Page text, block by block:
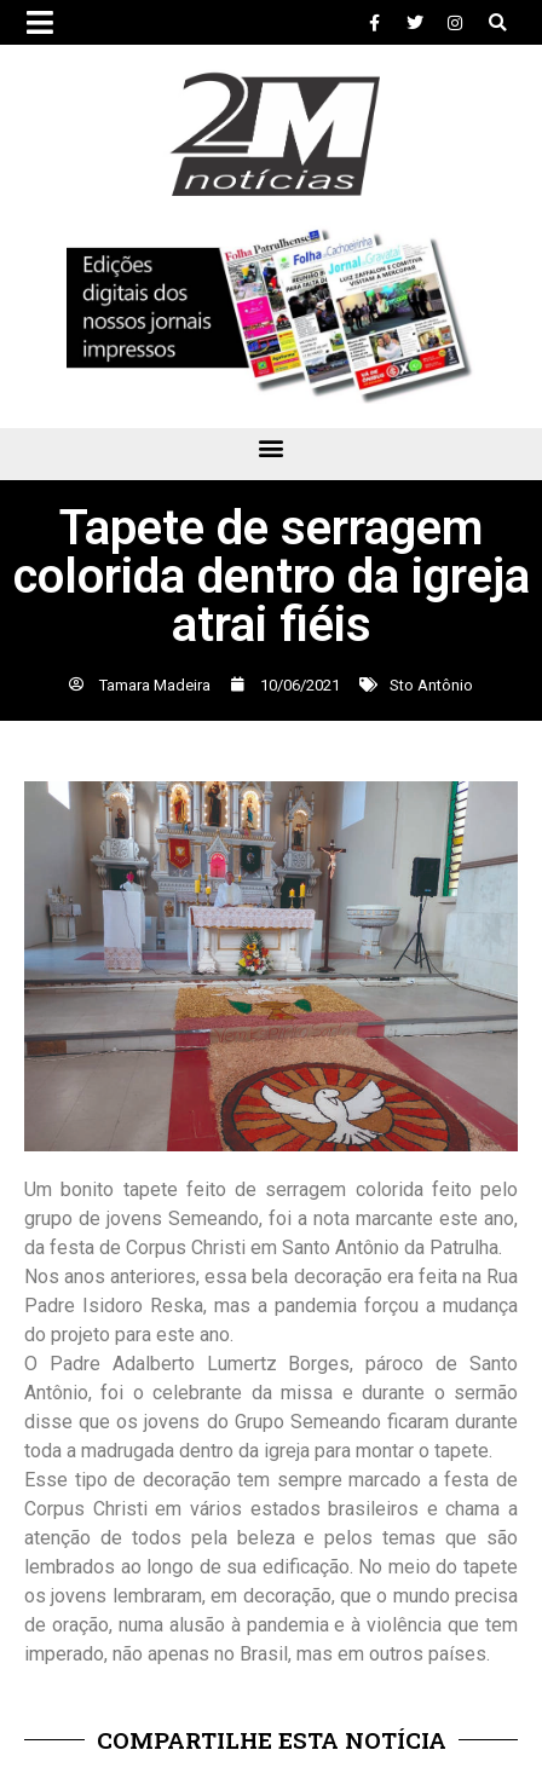
Tapete de serragem
colorida dentro da igreja
atrai fiéis
Tamara Madeira 10/06/2021 Sto Antônio
Um bonito tapete feito de serragem colorida feito pelo
grupo de jovens Semeando, foi a nota marcante este ano,
da festa de Corpus Christi em Santo Antônio da Patrulha.
Nos anos anteriores, essa bela decoração era feita na Rua
Padre Isidoro Reska, mas a pandemia forçou a mudança
do projeto para este ano.
O Padre Adalberto Lumertz Borges, pároco de Santo
Antônio, foi o celebrante da missa e durante o sermão
disse que os jovens do Grupo Semeando ficaram durante
toda a madrugada dentro da igreja para montar o tapete.
Esse tipo de decoração tem sempre marcado a festa de
Corpus Christi em vários estados brasileiros e chama a
atenção de todos pela beleza e pelos temas que são
lembrados ao longo de sua edificação. No meio do tapete
os jovens lembraram, em decoração, que o mundo precisa
de oração, numa alusão à pandemia e à violência que tem
imperado, não apenas no Brasil, mas em outros países.
COMPARTILHE ESTA NOTÍCIA